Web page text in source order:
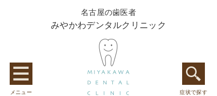
名古屋の歯医者
みやかわデンタルクリニック
メニュー 症状で探す